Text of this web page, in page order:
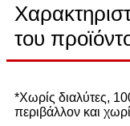
του
*Χωρίς διαλύτες,
περιβάλλον και